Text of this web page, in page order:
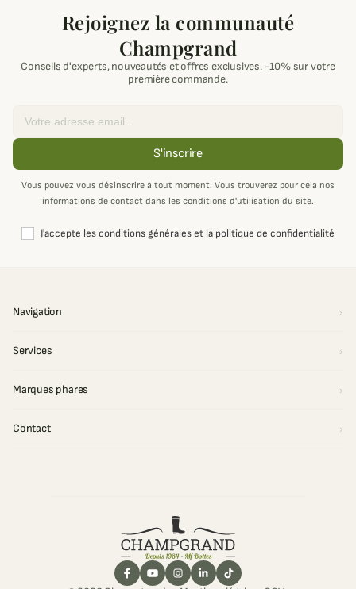
Rejoignez la communauté
Champgrand
Conseils d'experts, nouveautés et offres exclusives. -10% sur votre
première commande.
S'inscrire
Vous pouvez vous désinscrire à tout moment. Vous trouverez pour cela nos
informations de contact dans les conditions d'utilisation du site.
J'accepte les conditions générales et la politique de confidentialité
Navigation
Services
Marques phares
Contact